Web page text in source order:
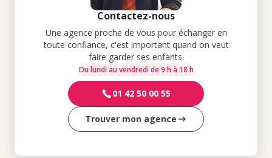
Contactez-nous
Une agence proche de vous pour échanger en
toute confiance, c'est important quand on veut
faire garder ses enfants.
Du lundi au vendredi de 9 h à 18 h
01 42 50 00 55
Trouver mon agence